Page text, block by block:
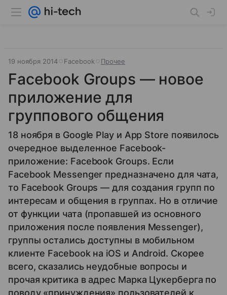
19 ноября 2014 Facebook Прочее
Facebook Groups — новое
приложение для
группового общения
18 ноября в Google Play и App Store появилось
очередное выделенное Facebook-
приложение: Facebook Groups. Если
Facebook Messenger предназначено для чата,
то Facebook Groups — для создания групп по
интересам и общения в группах. Но в отличие
от функции чата (пропавшей из основного
приложения после появления Messenger),
группы остались доступны в мобильном
клиенте Facebook на iOS и Android. Скорее
всего, сказались неудобные вопросы и
прочая критика в адрес Марка Цукерберга по
поводу «принуждения» пользователей к